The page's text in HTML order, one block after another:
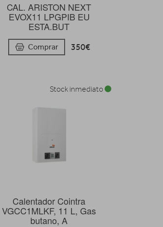
CAL. ARISTON NEXT
EVOX11 LPGPIB EU
ESTA.BUT
Comprar 350€
Calentador Cointra
VGCC1MLKF, 11 L, Gas
butano, A
Stock inmediato